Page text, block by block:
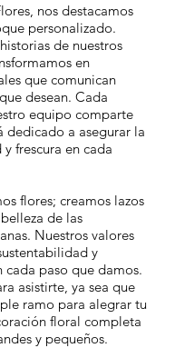
nos destacamos
personalizado.
de nuestros
en
que comunican
desean. Cada
equipo comparte
dedicado a asegurar la
frescura en cada
flores; creamos lazos
de las
Nuestros valores
y
cada paso que damos.
asistirte, ya sea que
ramo para alegrar tu
floral completa
y pequeños.